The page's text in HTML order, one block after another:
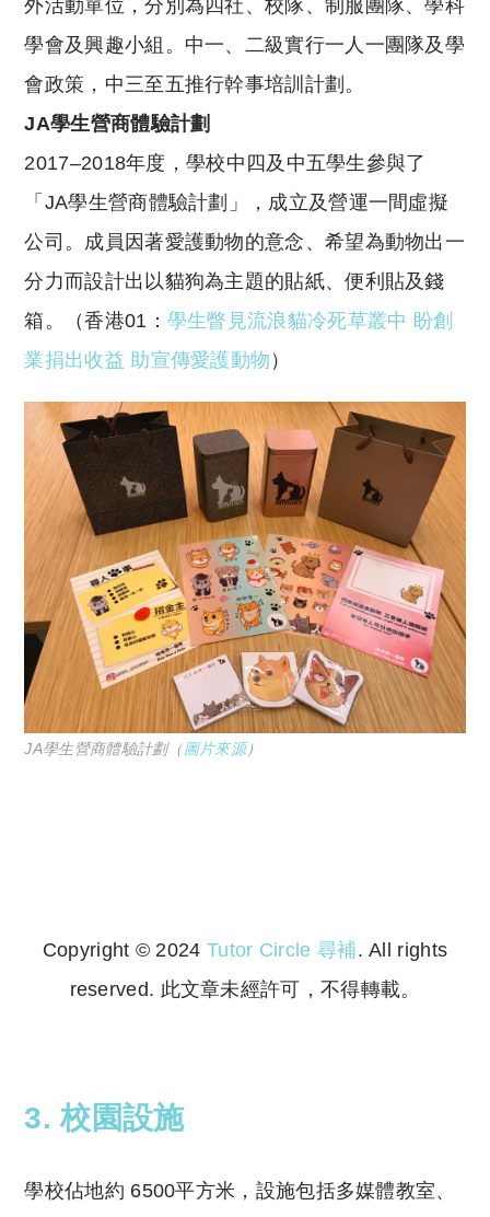
外活動單位，分別為四社、校隊、制服團隊、學科
學會及興趣小組。中一、二級實行一人一團隊及學
會政策，中三至五推行幹事培訓計劃。
JA學生營商體驗計劃
2017–2018年度，學校中四及中五學生參與了
「JA學生營商體驗計劃」，成立及營運一間虛擬
公司。成員因著愛護動物的意念、希望為動物出一
分力而設計出以貓狗為主題的貼紙、便利貼及錢
箱。（香港01： 學生瞥見流浪貓冷死草叢中 盼創
業捐出收益 助宣傳愛護動物 ）
JA學生營商體驗計劃（圖片來源）
Copyright © 2024 Tutor Circle 尋補. All rights
reserved. 此文章未經許可，不得轉載。
3. 校園設施
學校佔地約 6500平方米，設施包括多媒體教室、